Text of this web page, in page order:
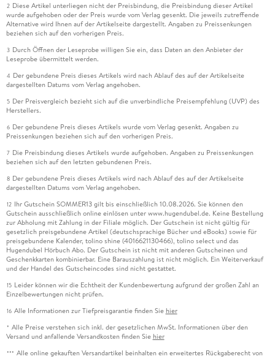
2 Diese Artikel unterliegen nicht der Preisbindung, die Preisbindung dieser Artikel
wurde aufgehoben oder der Preis wurde vom Verlag gesenkt. Die jeweils zutreffende
Alternative wird Ihnen auf der Artikelseite dargestellt. Angaben zu Preissenkungen
beziehen sich auf den vorherigen Preis.
3 Durch Öffnen der Leseprobe willigen Sie ein, dass Daten an den Anbieter der
Leseprobe übermittelt werden.
4 Der gebundene Preis dieses Artikels wird nach Ablauf des auf der Artikelseite
dargestellten Datums vom Verlag angehoben.
5 Der Preisvergleich bezieht sich auf die unverbindliche Preisempfehlung (UVP) des
Herstellers.
6 Der gebundene Preis dieses Artikels wurde vom Verlag gesenkt. Angaben zu
Preissenkungen beziehen sich auf den vorherigen Preis.
7 Die Preisbindung dieses Artikels wurde aufgehoben. Angaben zu Preissenkungen
beziehen sich auf den letzten gebundenen Preis.
8 Der gebundene Preis dieses Artikels wird nach Ablauf des auf der Artikelseite
dargestellten Datums vom Verlag angehoben.
12 Ihr Gutschein SOMMER13 gilt bis einschließlich 10.08.2026. Sie können den
Gutschein ausschließlich online einlösen unter www.hugendubel.de. Keine Bestellung
zur Abholung mit Zahlung in der Filiale möglich. Der Gutschein ist nicht gültig für
gesetzlich preisgebundene Artikel (deutschsprachige Bücher und eBooks) sowie für
preisgebundene Kalender, tolino shine (4016621130466), tolino select und das
Hugendubel Hörbuch Abo. Der Gutschein ist nicht mit anderen Gutscheinen und
Geschenkkarten kombinierbar. Eine Barauszahlung ist nicht möglich. Ein Weiterverkauf
und der Handel des Gutscheincodes sind nicht gestattet.
15 Leider können wir die Echtheit der Kundenbewertung aufgrund der großen Zahl an
Einzelbewertungen nicht prüfen.
16 Alle Informationen zur Tiefpreisgarantie finden Sie hier
* Alle Preise verstehen sich inkl. der gesetzlichen MwSt. Informationen über den
Versand und anfallende Versandkosten finden Sie hier
*** Alle online gekauften Versandartikel beinhalten ein erweitertes Rückgaberecht von